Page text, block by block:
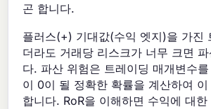
곤 합니다.
플러스(+) 기대값(수익 엣지)을 가진
더라도 거래당 리스크가 너무 크면
다. 파산 위험은 트레이딩 매개변수
이 0이 될 정확한 확률을 계산하여
합니다. RoR을 이해하면 수익에 대